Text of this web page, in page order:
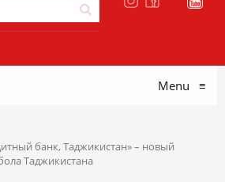
Menu ≡
банк, Таджикистан» – новый
Таджикистана